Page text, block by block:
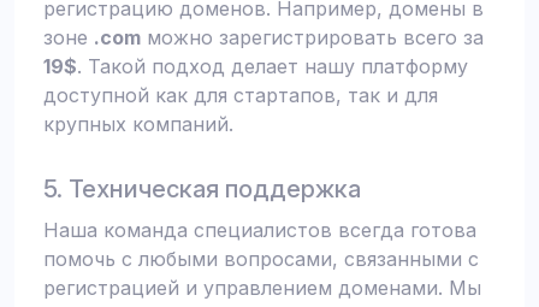
регистрацию доменов. Например, домены в
зоне .com можно зарегистрировать всего за
19$. Такой подход делает нашу платформу
доступной как для стартапов, так и для
крупных компаний.
5. Техническая поддержка
Наша команда специалистов всегда готова
помочь с любыми вопросами, связанными с
регистрацией и управлением доменами. Мы